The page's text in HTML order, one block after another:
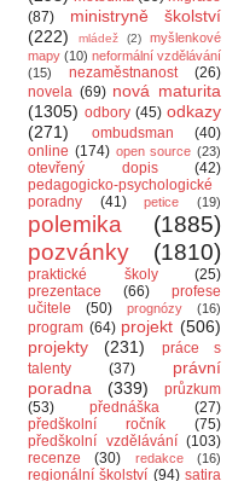
(87)
ministryně školství
(222)
mládež (2)
myšlenkové
mapy (10) neformální vzdělávání
(15)
nezaměstnanost
(26)
novela (69) nová maturita
(1305) odbory (45) odkazy
(271)
ombudsman
(40)
online (174) open source (23)
otevřený dopis
(42)
pedagogicko-psychologické
poradny
(41) petice (19)
polemika
(1885)
pozvánky
(1810)
praktické školy
(25)
prezentace
(66)
profese
učitele
(50) prognózy (16)
program (64) projekt (506)
projekty
(231)
práce s
talenty
(37)
právní
poradna
(339)
průzkum
(53)
přednáška
(27)
předškolní ročník
(75)
předškolní vzdělávání (103)
recenze
(30) redakce (16)
regionální školství (94) satira